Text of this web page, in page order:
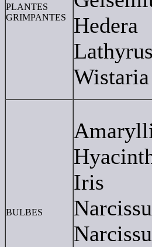
PLANTES
GRIMPANTES
Hedera
Wistaria
BULBES
Iris